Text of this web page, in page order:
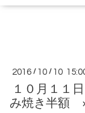
2016 / 10 / 10
１０月１１
み焼き半額